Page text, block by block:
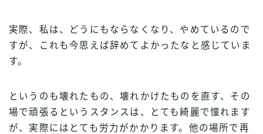
実際、私は、どうにもならなくなり、やめているので
すが、これも今思えば辞めてよかったなと感じていま
す。
というのも壊れたもの、壊れかけたものを直す、その
場で頑張るというスタンスは、とても綺麗で憧れます
が、実際にはとても労力がかかります。他の場所で再